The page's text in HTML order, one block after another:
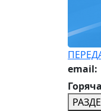
email: